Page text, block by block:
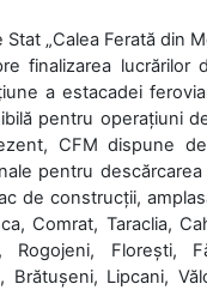
„Calea Ferată din
finalizarea lucrărilor
a estacadei
pentru operațiuni
CFM dispune
pentru
de construcții,
Comrat, Taraclia,
Rogojeni, Florești,
Brătușeni, Lipcani,